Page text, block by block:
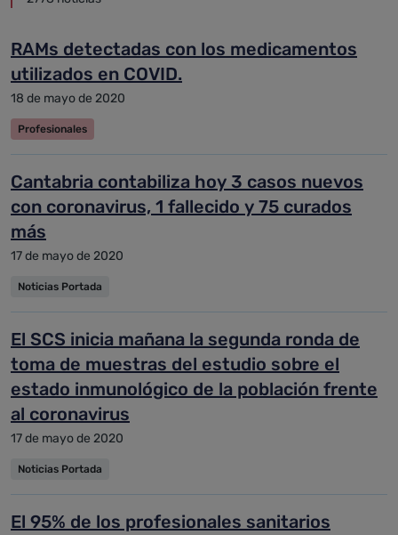
RAMs detectadas con los medicamentos
utilizados en COVID.
18 de mayo de 2020
Profesionales
Cantabria contabiliza hoy 3 casos nuevos
con coronavirus, 1 fallecido y 75 curados
más
17 de mayo de 2020
Noticias Portada
El SCS inicia mañana la segunda ronda de
toma de muestras del estudio sobre el
estado inmunológico de la población frente
al coronavirus
17 de mayo de 2020
Noticias Portada
El 95% de los profesionales sanitarios